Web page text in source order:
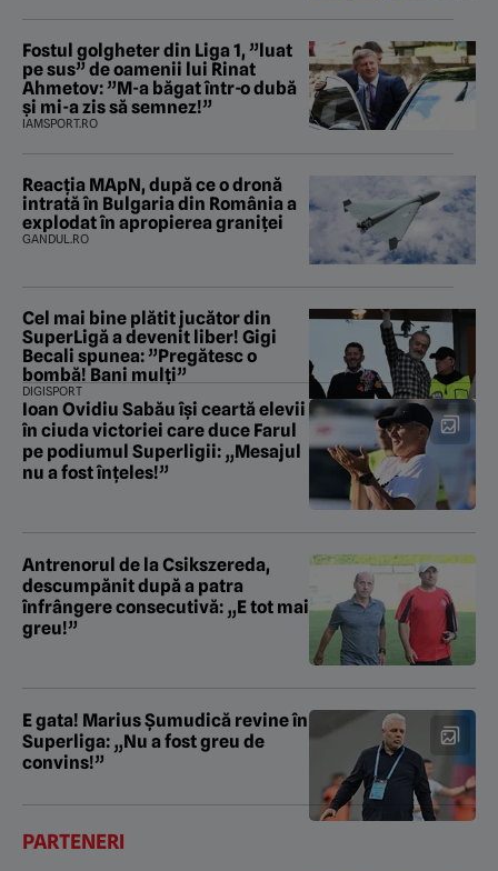
Fostul golgheter din Liga 1, ”luat
pe sus” de oamenii lui Rinat
Ahmetov: ”M-a băgat într-o dubă
și mi-a zis să semnez!”
IAMSPORT.RO
Reacția MApN, după ce o dronă
intrată în Bulgaria din România a
explodat în apropierea graniței
GANDUL.RO
Cel mai bine plătit jucător din
SuperLigă a devenit liber! Gigi
Becali spunea: ”Pregătesc o
bombă! Bani mulți”
DIGISPORT
Ioan Ovidiu Sabău își ceartă elevii
în ciuda victoriei care duce Farul
pe podiumul Superligii: „Mesajul
nu a fost înțeles!”
Antrenorul de la Csikszereda,
descumpănit după a patra
înfrângere consecutivă: „E tot mai
greu!”
E gata! Marius Șumudică revine în
Superliga: „Nu a fost greu de
convins!”
PARTENERI